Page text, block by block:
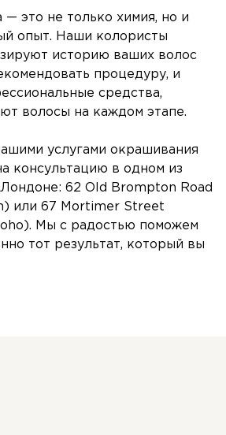
— это не только химия, но и
опыт. Наши колористы
историю ваших волос
процедуру, и
средства,
волосы на каждом этапе.
услугами окрашивания
консультацию в одном из
62 Old Brompton Road
или 67 Mortimer Street
Мы с радостью поможем
тот результат, который вы